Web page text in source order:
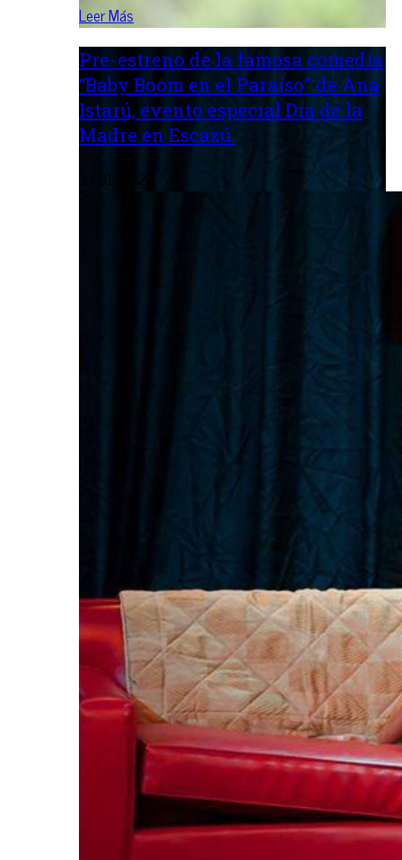
Leer Más
Pre-estreno de la famosa comedia
“Baby Boom en el Paraíso” de Ana
Istarú, evento especial Día de la
Madre en Escazú.
Jul 31, 2026